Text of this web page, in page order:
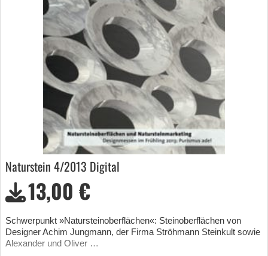
Naturstein 4/2013 Digital
13,00 €
Schwerpunkt »Natursteinoberflächen«: Steinoberflächen von
Designer Achim Jungmann, der Firma Ströhmann Steinkult sowie
Alexander und Oliver …